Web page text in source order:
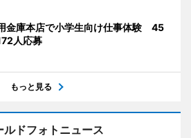
金庫本店で小学生向け仕事体験 45
人応募
もっと見る
ルドフォトニュース